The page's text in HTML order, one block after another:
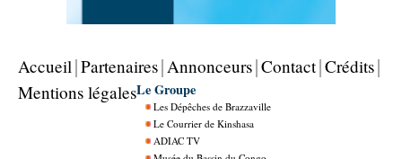
Accueil Partenaires Annonceurs Contact Crédits
Mentions légalesLe Groupe
Les Dépêches de Brazzaville
Le Courrier de Kinshasa
ADIAC TV